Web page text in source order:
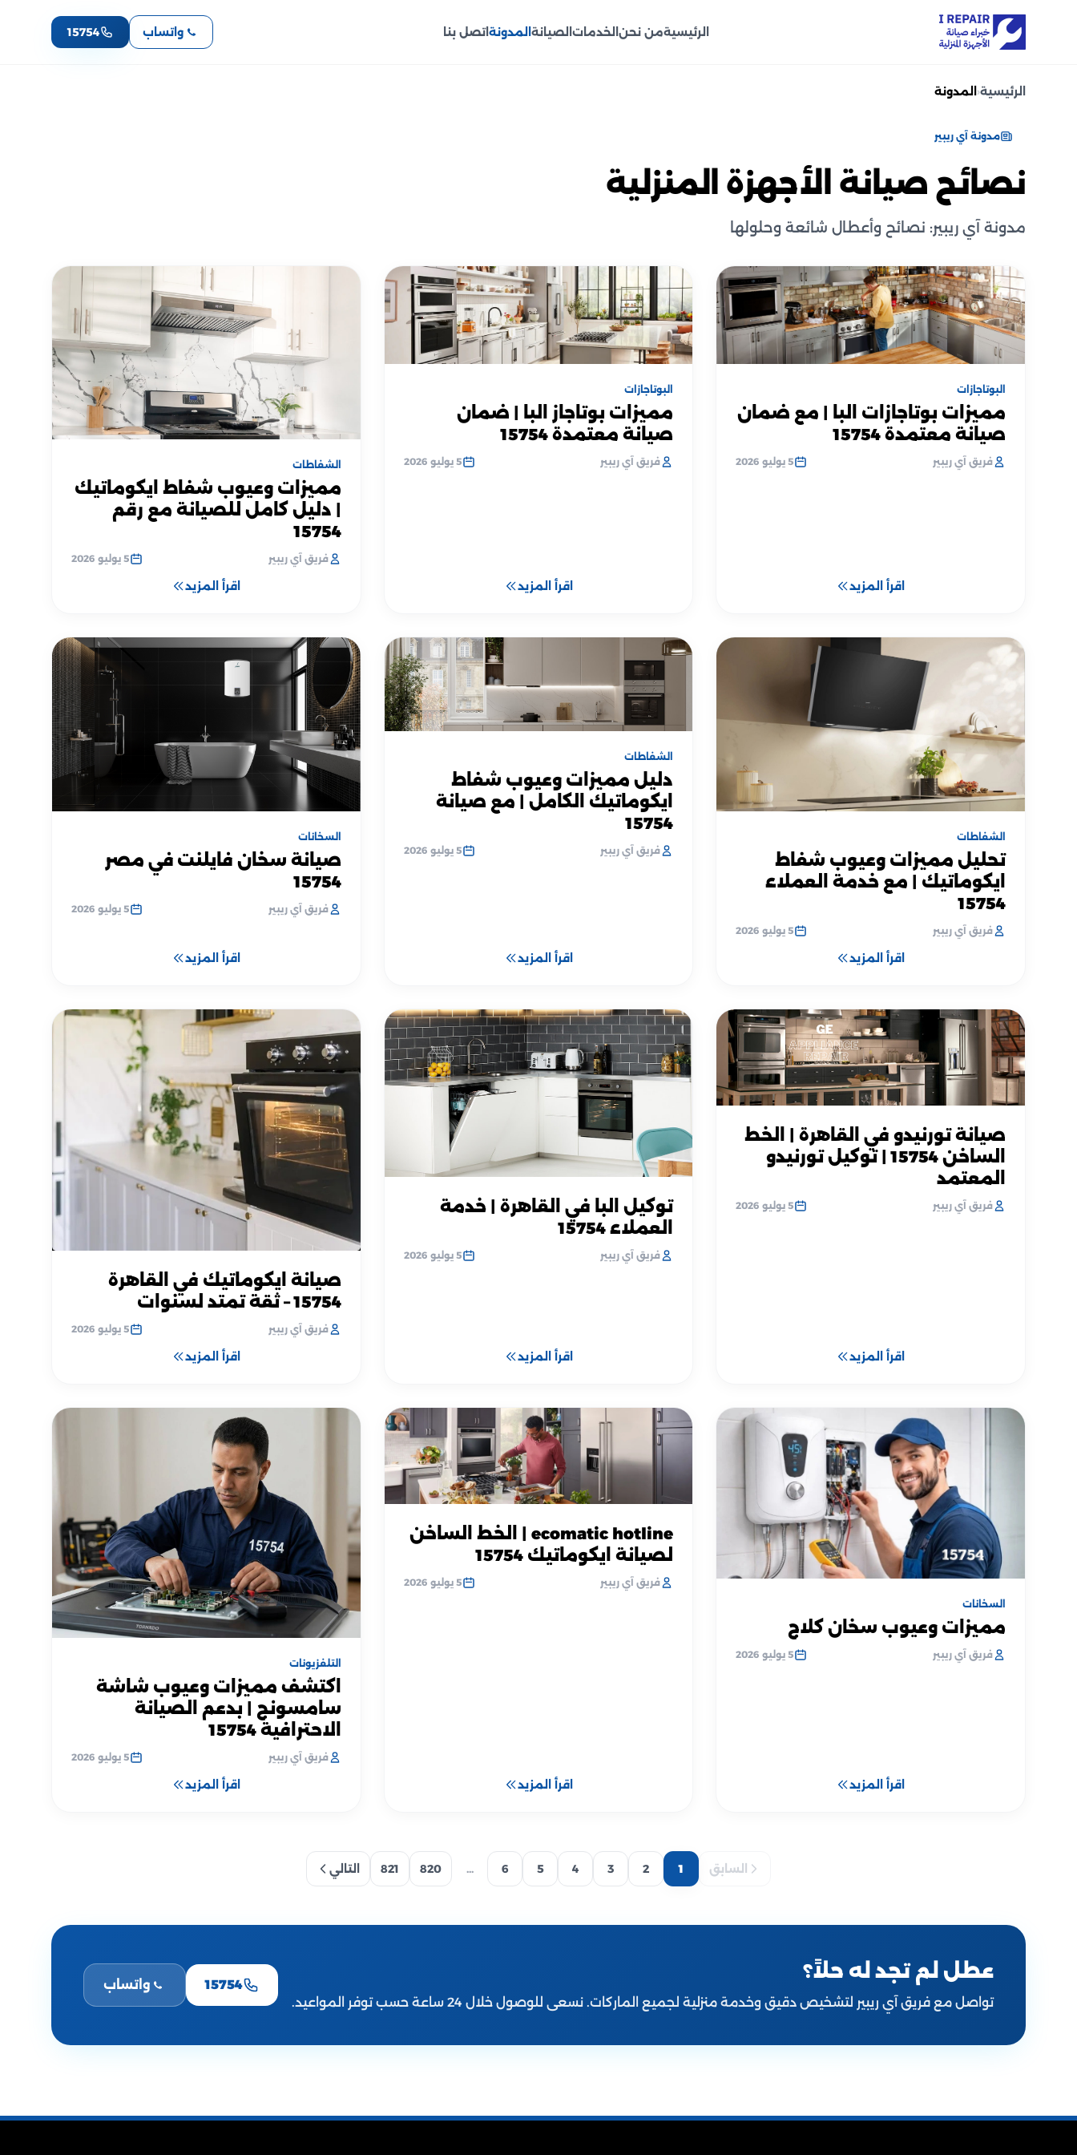
الرئيسيةمن نحن الخدمات الصيانة المدونةاتصل بنا واتساب 15754
الرئيسية‹ المدونة
مدونة آي ريبير
نصائح صيانة الأجهزة المنزلية
مدونة آي ريبير: نصائح وأعطال شائعة وحلولها
البوتاجازات
مميزات بوتاجازات البا | مع ضمان
صيانة معتمدة 15754
فريق آي ريبير 5 يوليو 2026
اقرأ المزيد
البوتاجازات
مميزات بوتاجاز البا | ضمان
صيانة معتمدة 15754
فريق آي ريبير 5 يوليو 2026
اقرأ المزيد
الشفاطات
مميزات وعيوب شفاط ايكوماتيك
| دليل كامل للصيانة مع رقم
15754
فريق آي ريبير 5 يوليو 2026
اقرأ المزيد
الشفاطات
تحليل مميزات وعيوب شفاط
ايكوماتيك | مع خدمة العملاء
15754
فريق آي ريبير 5 يوليو 2026
اقرأ المزيد
الشفاطات
دليل مميزات وعيوب شفاط
ايكوماتيك الكامل | مع صيانة
15754
فريق آي ريبير 5 يوليو 2026
اقرأ المزيد
السخانات
صيانة سخان فايلنت في مصر
15754
فريق آي ريبير 5 يوليو 2026
اقرأ المزيد
صيانة تورنيدو في القاهرة | الخط
الساخن 15754 | توكيل تورنيدو
المعتمد
فريق آي ريبير 5 يوليو 2026
اقرأ المزيد
توكيل البا في القاهرة | خدمة
العملاء 15754
فريق آي ريبير 5 يوليو 2026
اقرأ المزيد
صيانة ايكوماتيك في القاهرة
15754 – ثقة تمتد لسنوات
فريق آي ريبير 5 يوليو 2026
اقرأ المزيد
السخانات
مميزات وعيوب سخان كلاج
فريق آي ريبير 5 يوليو 2026
اقرأ المزيد
ecomatic hotline | الخط الساخن
لصيانة ايكوماتيك 15754
فريق آي ريبير 5 يوليو 2026
اقرأ المزيد
التلفزيونات
اكتشف مميزات وعيوب شاشة
سامسونج | بدعم الصيانة
الاحترافية 15754
فريق آي ريبير 5 يوليو 2026
اقرأ المزيد
السابق 1
2
3
4
5
6
...
820
821 التالي
عطل لم تجد له حلاً؟
تواصل مع فريق آي ريبير لتشخيص دقيق وخدمة منزلية لجميع الماركات. نسعى للوصول خلال 24 ساعة حسب توفر المواعيد.
15754 واتساب